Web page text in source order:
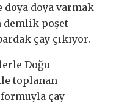
doya varmak
poşet
çay çıkıyor.
Doğu
toplanan
çay